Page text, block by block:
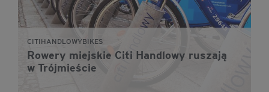
CITIHANDLOWYBIKES
Rowery miejskie Citi Handlowy ruszają
w Trójmieście